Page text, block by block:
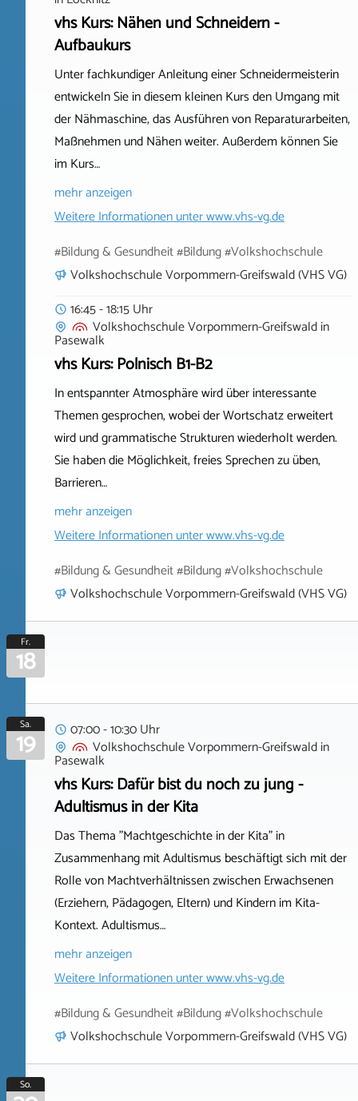
vhs Kurs: Nähen und Schneidern -
Aufbaukurs
Unter fachkundiger Anleitung einer Schneidermeisterin
entwickeln Sie in diesem kleinen Kurs den Umgang mit
der Nähmaschine, das Ausführen von Reparaturarbeiten,
Maßnehmen und Nähen weiter. Außerdem können Sie
im Kurs…
mehr anzeigen
Weitere Informationen unterwww.vhs-vg.de
#Bildung & Gesundheit #Bildung #Volkshochschule
Volkshochschule Vorpommern-Greifswald (VHS VG)
16:45 - 18:15 Uhr
Volkshochschule Vorpommern-Greifswaldin
Pasewalk
vhs Kurs: Polnisch B1-B2
In entspannter Atmosphäre wird über interessante
Themen gesprochen, wobei der Wortschatz erweitert
wird und grammatische Strukturen wiederholt werden.
Sie haben die Möglichkeit, freies Sprechen zu üben,
Barrieren…
mehr anzeigen
Weitere Informationen unterwww.vhs-vg.de
#Bildung & Gesundheit #Bildung #Volkshochschule
Volkshochschule Vorpommern-Greifswald (VHS VG)
Fr.
18
Sa.
19
07:00 - 10:30 Uhr
Volkshochschule Vorpommern-Greifswaldin
Pasewalk
vhs Kurs: Dafür bist du noch zu jung -
Adultismus in der Kita
Das Thema "Machtgeschichte in der Kita" in
Zusammenhang mit Adultismus beschäftigt sich mit der
Rolle von Machtverhältnissen zwischen Erwachsenen
(Erziehern, Pädagogen, Eltern) und Kindern im Kita-
Kontext. Adultismus…
mehr anzeigen
Weitere Informationen unterwww.vhs-vg.de
#Bildung & Gesundheit #Bildung #Volkshochschule
Volkshochschule Vorpommern-Greifswald (VHS VG)
So.